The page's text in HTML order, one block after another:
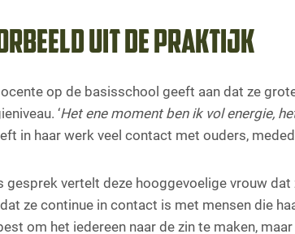
uit de praktijk
op de basisschool geeft aan dat ze
‘Het ene moment ben ik vol energie,
in haar werk veel contact met ouders,
gesprek vertelt deze hooggevoelige vrouw
ze continue in contact is met mensen die
om het iedereen naar de zin te maken,